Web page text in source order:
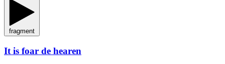
fragment
It is foar de hearen